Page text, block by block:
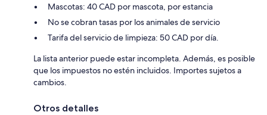
Mascotas: 40 CAD por mascota, por estancia
No se cobran tasas por los animales de servicio
Tarifa del servicio de limpieza: 50 CAD por día.
La lista anterior puede estar incompleta. Además, es posible
que los impuestos no estén incluidos. Importes sujetos a
cambios.
Otros detalles